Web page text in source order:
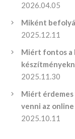
2026.04.05
Miként
2025.12.11
Miért fontos a
2025.11.30
Miért
venni az
2025.10.11